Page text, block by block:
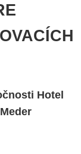
Hotel